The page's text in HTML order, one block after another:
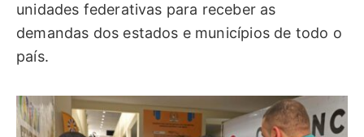
unidades federativas para receber as
demandas dos estados e municípios de todo o
país.